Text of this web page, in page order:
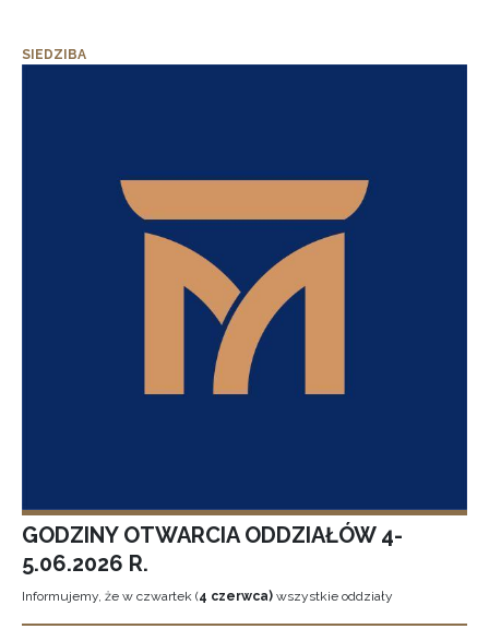
SIEDZIBA
GODZINY OTWARCIA ODDZIAŁÓW 4-
5.06.2026 R.
Informujemy, że w czwartek (4 czerwca) wszystkie oddziały